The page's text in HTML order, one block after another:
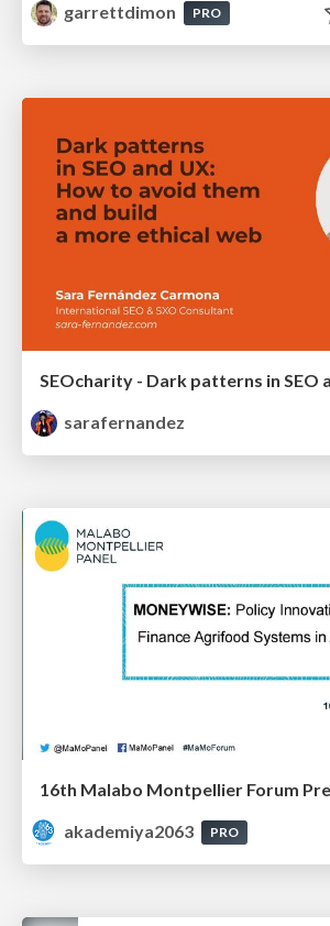
garrettdimon
PRO
sarafernandez
16th Malabo Montpellier Forum
akademiya2063
PRO